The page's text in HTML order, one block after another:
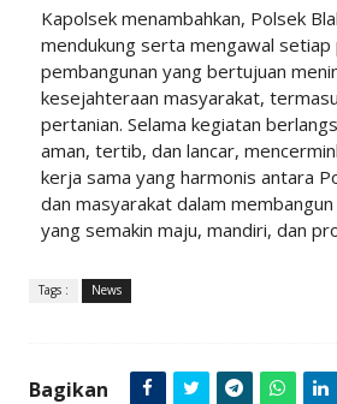
Kapolsek menambahkan, Polsek
mendukung serta mengawal
pembangunan yang bertujuan
kesejahteraan masyarakat,
pertanian. Selama kegiatan
aman, tertib, dan lancar,
kerja sama yang harmonis antara
dan masyarakat dalam
yang semakin maju, mandiri, dan
Tags : News
Bagikan